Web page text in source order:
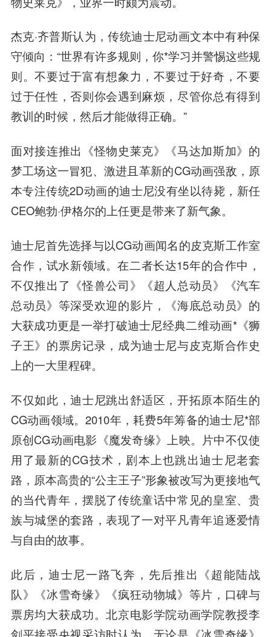
杰克·齐普斯认为，传统迪士尼动画文本中有种保
守倾向：“世界有许多规则，你*学习并警惕这些规
则。不要过于富有想象力，不要过于好奇，不要
过于任性，否则你会遇到麻烦，尽管你总有得到
教训的时候，然后才能做得正确。”
面对接连推出《怪物史莱克》《马达加斯加》的
梦工场这一冒犯、激进且革新的CG动画强敌，原
本专注传统2D动画的迪士尼没有坐以待毙，新任
CEO鲍勃·伊格尔的上任更是带来了新气象。
迪士尼首先选择与以CG动画闻名的皮克斯工作室
合作，试水新领域。在二者长达15年的合作中，
不仅推出了《怪兽公司》《超人总动员》《汽车
总动员》等深受欢迎的影片，《海底总动员》的
大获成功更是一举打破迪士尼经典二维动画*《狮
子王》的票房记录，成为迪士尼与皮克斯合作史
上的一大里程碑。
不仅如此，迪士尼跳出舒适区，开拓原本陌生的
CG动画领域。2010年，耗费5年筹备的迪士尼*部
原创CG动画电影《魔发奇缘》上映。片中不仅使
用了最新的CG技术，剧本上也跳出迪士尼老套
路，原本高贵的“公主王子”形象被改写为更接地气
的当代青年，摆脱了传统童话中常见的皇室、贵
族与城堡的套路，表现了一对平凡青年追逐爱情
与自由的故事。
此后，迪士尼一路飞奔，先后推出《超能陆战
队》《冰雪奇缘》《疯狂动物城》等片，口碑与
票房均大获成功。北京电影学院动画学院教授李